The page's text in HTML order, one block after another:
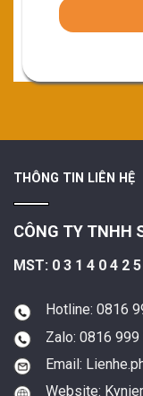
THÔNG TIN LIÊN HỆ
CÔNG TY TNHH
MST: 0 3 1 4 0 4 2
Hotline: 0816
Zalo: 0816 999
Email:
Website: